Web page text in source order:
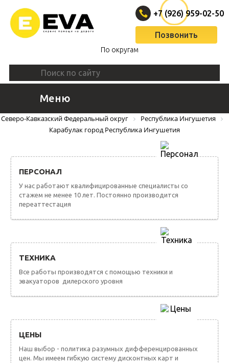
По округам
+7 (926) 959-02-50
Позвонить
Меню
Северо-Кавказский Федеральный округ
Республика Ингушетия
Карабулак город Республика Ингушетия
ПЕРСОНАЛ
У нас работают квалифицированные специалисты со
стажем не менее 10 лет. Постоянно производится
переаттестация
ТЕХНИКА
Все работы производятся с помощью техники и
эвакуаторов дилерского уровня
ЦЕНЫ
Наш выбор - политика разумных дифференцированных
цен. Мы имеем гибкую систему дисконтных карт и